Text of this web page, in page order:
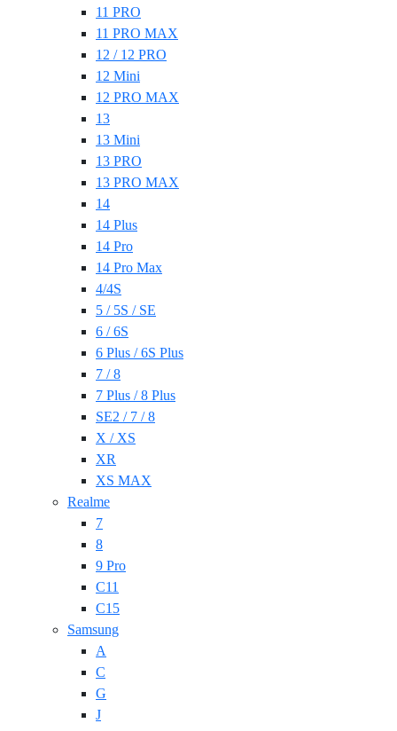
11 PRO
11 PRO MAX
12 / 12 PRO
12 Mini
12 PRO MAX
13
13 Mini
13 PRO
13 PRO MAX
14
14 Plus
14 Pro
14 Pro Max
4/4S
5 / 5S / SE
6 / 6S
6 Plus / 6S Plus
7 / 8
7 Plus / 8 Plus
SE2 / 7 / 8
X / XS
XR
XS MAX
Realme
7
8
9 Pro
C11
C15
Samsung
A
C
G
J